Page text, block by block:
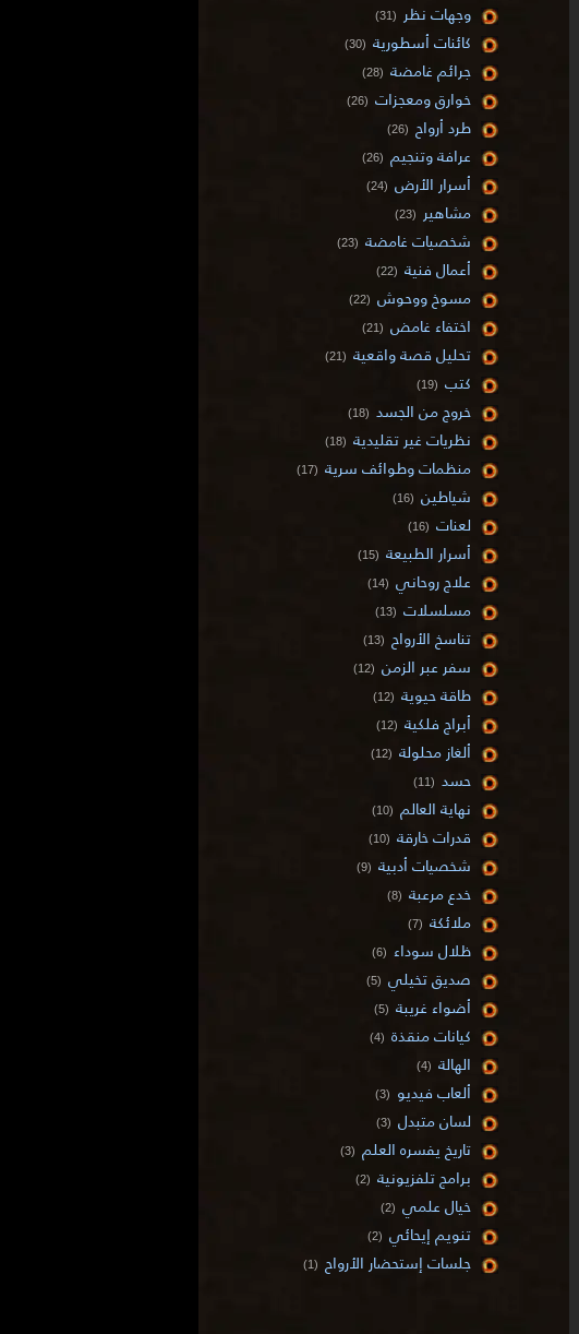
وجهات نظر (31)
كائنات أسطورية (30)
جرائم غامضة (28)
خوارق ومعجزات (26)
طرد أرواح (26)
عرافة وتنجيم (26)
أسرار الأرض (24)
مشاهير (23)
شخصيات غامضة (23)
أعمال فنية (22)
مسوخ ووحوش (22)
اختفاء غامض (21)
تحليل قصة واقعية (21)
كتب (19)
خروج من الجسد (18)
نظريات غير تقليدية (18)
منظمات وطوائف سرية (17)
شياطين (16)
لعنات (16)
أسرار الطبيعة (15)
علاج روحاني (14)
مسلسلات (13)
تناسخ الأرواح (13)
سفر عبر الزمن (12)
طاقة حيوية (12)
أبراج فلكية (12)
ألغاز محلولة (12)
حسد (11)
نهاية العالم (10)
قدرات خارقة (10)
شخصيات أدبية (9)
خدع مرعبة (8)
ملائكة (7)
ظلال سوداء (6)
صديق تخيلي (5)
أضواء غريبة (5)
كيانات منقذة (4)
الهالة (4)
ألعاب فيديو (3)
لسان متبدل (3)
تاريخ يفسره العلم (3)
برامج تلفزيونية (2)
خيال علمي (2)
تنويم إيحائي (2)
جلسات إستحضار الأرواح (1)